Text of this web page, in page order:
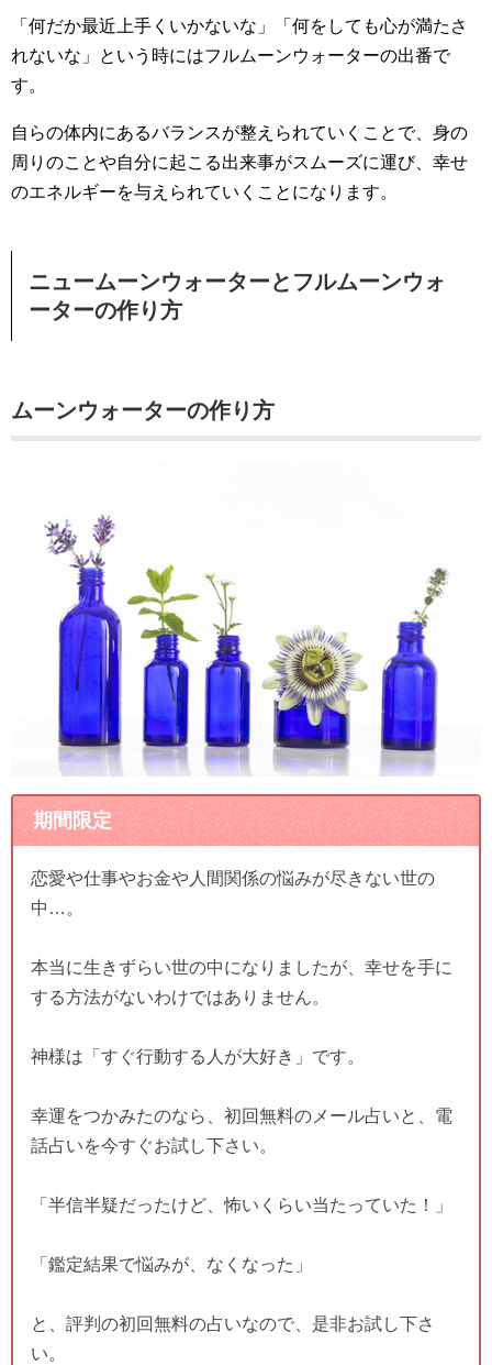
「何だか最近上手くいかないな」「何をしても心が満たさ
れないな」という時にはフルムーンウォーターの出番で
す。
自らの体内にあるバランスが整えられていくことで、身の
周りのことや自分に起こる出来事がスムーズに運び、幸せ
のエネルギーを与えられていくことになります。
ニュームーンウォーターとフルムーンウォ
ーターの作り方
ムーンウォーターの作り方
期間限定
恋愛や仕事やお金や人間関係の悩みが尽きない世の
中…。
本当に生きずらい世の中になりましたが、幸せを手に
する方法がないわけではありません。
神様は「すぐ行動する人が大好き」です。
幸運をつかみたのなら、初回無料のメール占いと、電
話占いを今すぐお試し下さい。
「半信半疑だったけど、怖いくらい当たっていた！」
「鑑定結果で悩みが、なくなった」
と、評判の初回無料の占いなので、是非お試し下さ
い。